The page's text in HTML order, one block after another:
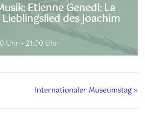
Etienne Genedl: La
des Joachim
Uhr - 21:00 Uhr
Internationaler Museumstag»